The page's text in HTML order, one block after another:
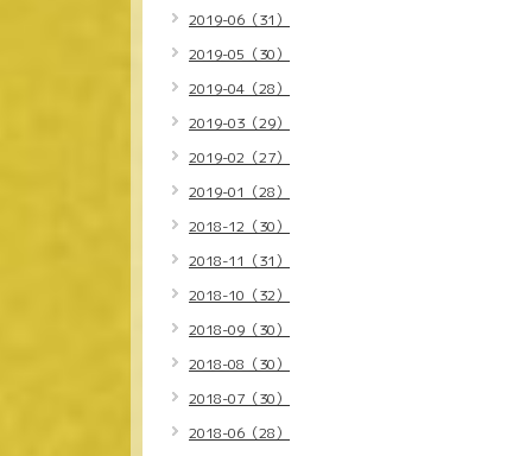
2019-06（31）
2019-05（30）
2019-04（28）
2019-03（29）
2019-02（27）
2019-01（28）
2018-12（30）
2018-11（31）
2018-10（32）
2018-09（30）
2018-08（30）
2018-07（30）
2018-06（28）